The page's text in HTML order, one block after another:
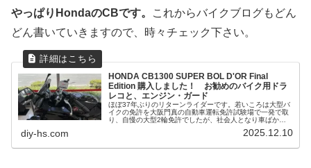
やっぱりHondaのCBです。
これからバイクブログもどん
どん書いていきますので、時々チェック下さい。
HONDA CB1300 SUPER BOL D'OR Final
Edition 購入しました！ お勧めのバイク用ドラ
レコと、エンジン・ガード
ほぼ37年ぶりのリターンライダーです。若いころは大型バ
イクの免許を大阪門真の自動車運転免許試験場で一発で取
り、自慢の大型2輪免許でしたが、社会人となり車ばかり
にCB1300を購入しました。早速エンジンガードを付け
diy-hs.com 2025.12.10